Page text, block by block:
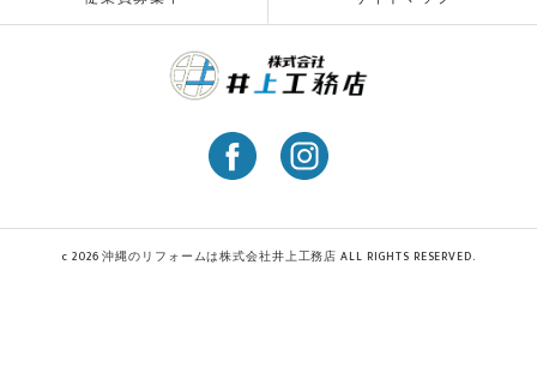
c 2026 沖縄のリフォームは株式会社井上工務店 ALL RIGHTS RESERVED.